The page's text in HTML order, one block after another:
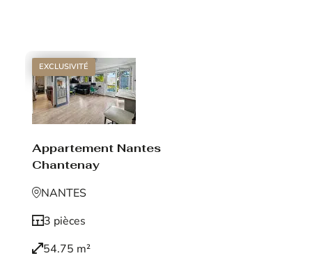
EXCLUSIVITÉ
Appartement Nantes
Chantenay
NANTES
3 pièces
54.75 m²